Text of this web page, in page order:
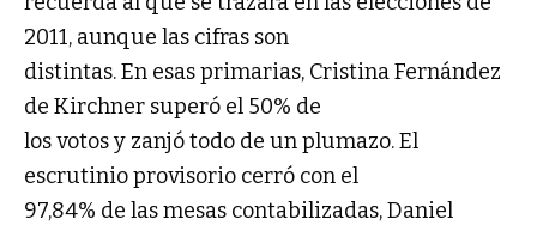
2011, aunque las cifras son
distintas. En esas primarias, Cristina Fernández
de Kirchner superó el 50% de
los votos y zanjó todo de un plumazo. El
escrutinio provisorio cerró con el
97,84% de las mesas contabilizadas, Daniel